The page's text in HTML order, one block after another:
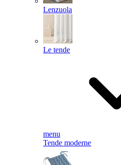
Lenzuola
Le tende
menu
Tende moderne